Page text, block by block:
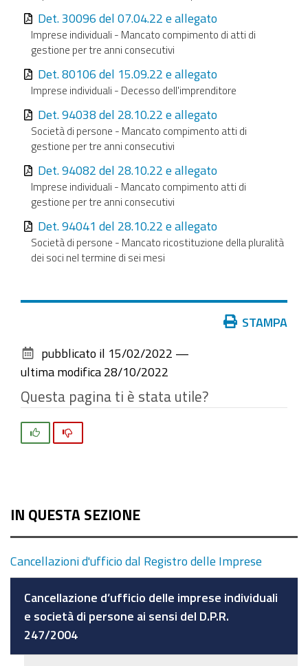
Det. 30096 del 07.04.22 e allegato
Imprese individuali - Mancato compimento di atti di
gestione per tre anni consecutivi
Det. 80106 del 15.09.22 e allegato
Imprese individuali - Decesso dell'imprenditore
Det. 94038 del 28.10.22 e allegato
Società di persone - Mancato compimento atti di
gestione per tre anni consecutivi
Det. 94082 del 28.10.22 e allegato
Imprese individuali - Mancato compimento atti di
gestione per tre anni consecutivi
Det. 94041 del 28.10.22 e allegato
Società di persone - Mancato ricostituzione della pluralità
dei soci nel termine di sei mesi
documento
STAMPA
pubblicato il 15/02/2022 —
ultima modifica 28/10/2022
Questa pagina ti è stata utile?
IN QUESTA SEZIONE
Cancellazioni d'ufficio dal Registro delle Imprese
Cancellazione d’ufficio delle imprese individuali
e società di persone ai sensi del D.P.R.
247/2004